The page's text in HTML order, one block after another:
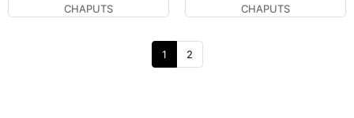
CHAPUTS CHAPUTS
1 2